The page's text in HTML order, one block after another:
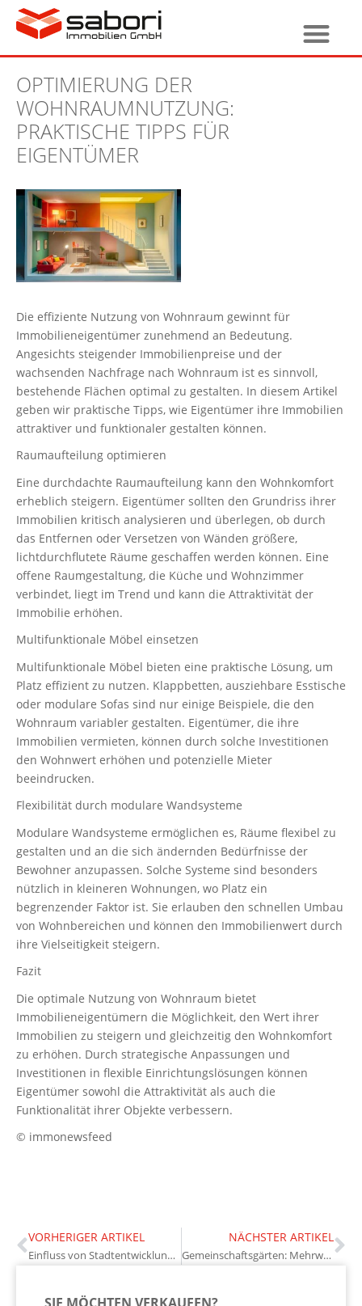
OPTIMIERUNG DER
WOHNRAUMNUTZUNG:
PRAKTISCHE TIPPS FÜR
EIGENTÜMER
Die effiziente Nutzung von Wohnraum gewinnt für
Immobilieneigentümer zunehmend an Bedeutung.
Angesichts steigender Immobilienpreise und der
wachsenden Nachfrage nach Wohnraum ist es sinnvoll,
bestehende Flächen optimal zu gestalten. In diesem Artikel
geben wir praktische Tipps, wie Eigentümer ihre Immobilien
attraktiver und funktionaler gestalten können.
Raumaufteilung optimieren
Eine durchdachte Raumaufteilung kann den Wohnkomfort
erheblich steigern. Eigentümer sollten den Grundriss ihrer
Immobilien kritisch analysieren und überlegen, ob durch
das Entfernen oder Versetzen von Wänden größere,
lichtdurchflutete Räume geschaffen werden können. Eine
offene Raumgestaltung, die Küche und Wohnzimmer
verbindet, liegt im Trend und kann die Attraktivität der
Immobilie erhöhen.
Multifunktionale Möbel einsetzen
Multifunktionale Möbel bieten eine praktische Lösung, um
Platz effizient zu nutzen. Klappbetten, ausziehbare Esstische
oder modulare Sofas sind nur einige Beispiele, die den
Wohnraum variabler gestalten. Eigentümer, die ihre
Immobilien vermieten, können durch solche Investitionen
den Wohnwert erhöhen und potenzielle Mieter
beeindrucken.
Flexibilität durch modulare Wandsysteme
Modulare Wandsysteme ermöglichen es, Räume flexibel zu
gestalten und an die sich ändernden Bedürfnisse der
Bewohner anzupassen. Solche Systeme sind besonders
nützlich in kleineren Wohnungen, wo Platz ein
begrenzender Faktor ist. Sie erlauben den schnellen Umbau
von Wohnbereichen und können den Immobilienwert durch
ihre Vielseitigkeit steigern.
Fazit
Die optimale Nutzung von Wohnraum bietet
Immobilieneigentümern die Möglichkeit, den Wert ihrer
Immobilien zu steigern und gleichzeitig den Wohnkomfort
zu erhöhen. Durch strategische Anpassungen und
Investitionen in flexible Einrichtungslösungen können
Eigentümer sowohl die Attraktivität als auch die
Funktionalität ihrer Objekte verbessern.
© immonewsfeed
VORHERIGER ARTIKEL
Einfluss von Stadtentwicklungsprojekten auf Immobilienwerte
NÄCHSTER ARTIKEL
Gemeinschaftsgärten: Mehrwert für Eigentümer und Nachbarschaft
SIE MÖCHTEN VERKAUFEN?